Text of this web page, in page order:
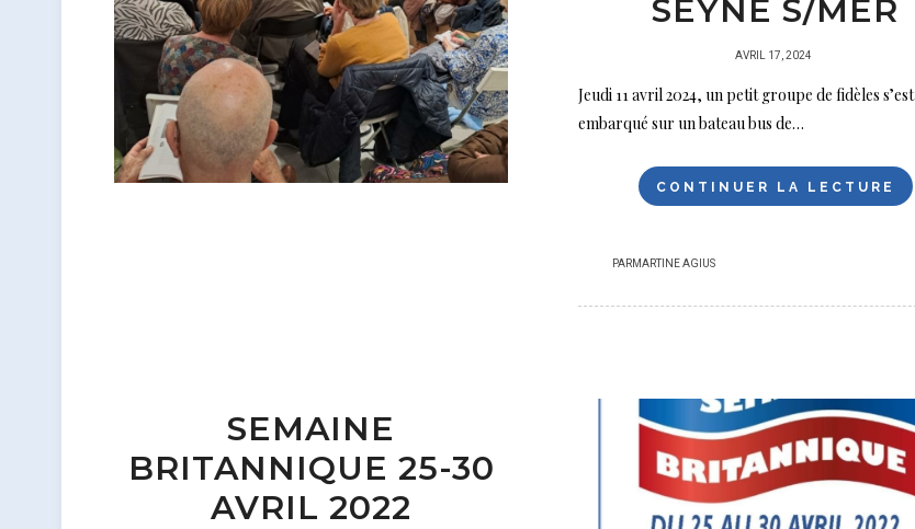
SEYNE S/MER
PUBLIÉ
AVRIL 17, 2024
Jeudi 11 avril 2024, un petit groupe de fidèles s’est
embarqué sur un bateau bus de…
CONTINUER LA LECTURE
PARMARTINE AGIUS
SEMAINE
BRITANNIQUE 25-30
AVRIL 2022